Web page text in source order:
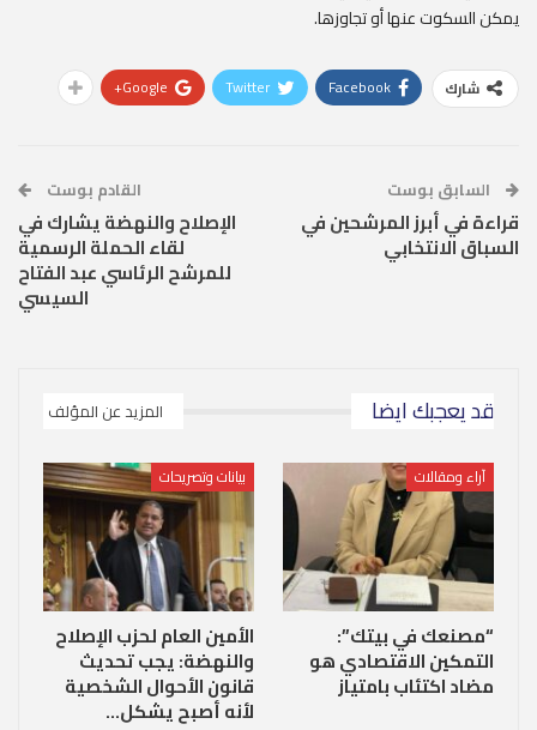
يمكن السكوت عنها أو تجاوزها.
شارك Facebook
Twitter
Google+
السابق بوست
قراءة في أبرز المرشحين في
السباق الانتخابي
القادم بوست
الإصلاح والنهضة يشارك في
لقاء الحملة الرسمية
للمرشح الرئاسي عبد الفتاح
السيسي
قد يعجبك ايضا المزيد عن المؤلف
آراء ومقالات
“مصنعك في بيتك”:
التمكين الاقتصادي هو
مضاد اكتئاب بامتياز
بيانات وتصريحات
الأمين العام لحزب الإصلاح
والنهضة: يجب تحديث
قانون الأحوال الشخصية
لأنه أصبح يشكل…